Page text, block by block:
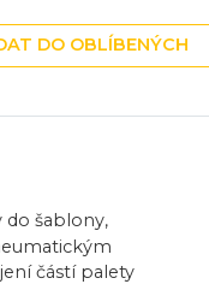
DO OBLÍBENÝCH
do šablony,
částí palety